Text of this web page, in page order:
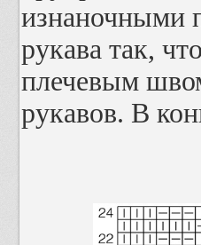
изнаночными
рукава так,
плечевым
рукавов. В